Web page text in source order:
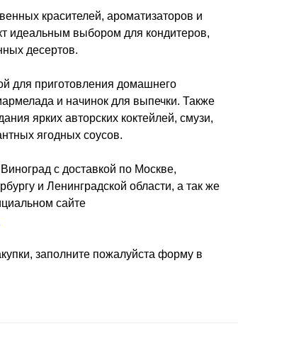
красителей, ароматизаторов и
идеальным выбором для кондитеров,
десертов.
для приготовления домашнего
и начинок для выпечки. Также
ярких авторских коктейлей, смузи,
ягодных соусов.
с доставкой по Москве,
и Ленинградской области, а так же
сайте
заполните пожалуйста форму в